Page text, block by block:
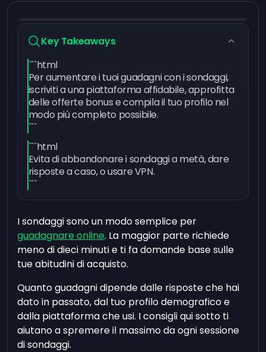
Key Takeaways
```html
Per aumentare i tuoi guadagni con i sondaggi,
iscriviti a una piattaforma affidabile, approfitta
delle offerte bonus e compila il tuo profilo nel
modo più completo possibile.
```
```html
Evita di abbandonare i sondaggi a metà, dare
risposte a caso, o usare VPN.
```
I sondaggi sono un modo semplice per
guadagnare online. La maggior parte richiede
meno di dieci minuti e ti fa domande base sulle
tue abitudini di acquisto.
Quanto guadagni dipende dalle risposte che hai
dato in passato, dal tuo profilo demografico e
dalla piattaforma che usi. I consigli qui sotto ti
aiutano a spremere il massimo da ogni sessione
di sondaggi.